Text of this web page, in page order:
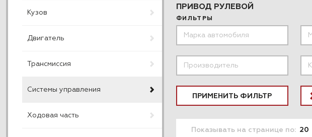
Кузов
Двигатель
Трансмиссия
Системы управления
Ходовая часть
ПРИВОД РУЛЕВОЙ
ФИЛЬТРЫ
ПРИМЕНИТЬ ФИЛЬТР
Показывать на странице по: 20